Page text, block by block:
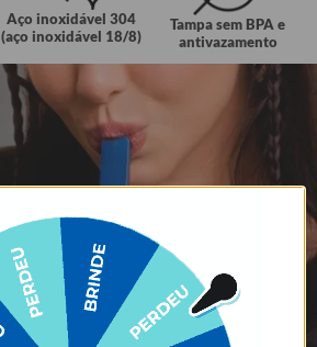
Aço inoxidável 304
(aço inoxidável 18/8)
Tampa sem BPA e
antivazamento